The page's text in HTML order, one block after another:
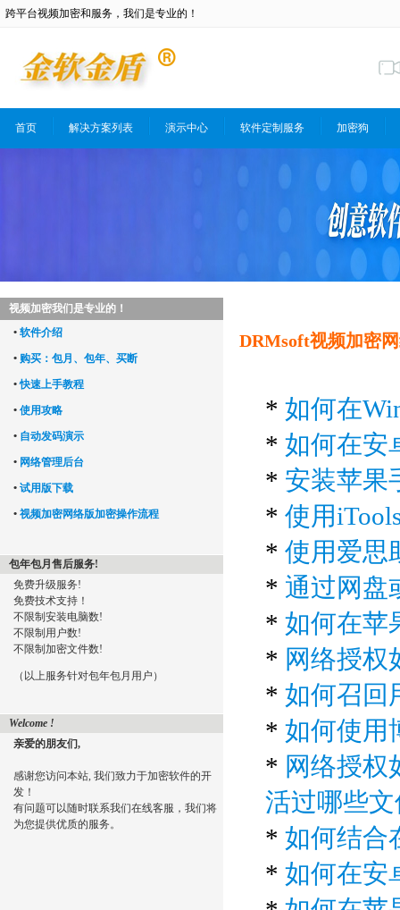
跨平台视频加密和服务，我们是专业的！
首页 解决方案列表 演示中心 软件定制服务 加密狗
视频加密我们是专业的！
• 软件介绍
• 购买：包月、包年、买断
•快速上手教程
• 使用攻略
• 自动发码演示
• 网络管理后台
• 试用版下载
• 视频加密网络版加密操作流程
包年包月售后服务!
免费升级服务!
免费技术支持！
不限制安装电脑数!
不限制用户数!
不限制加密文件数!
（以上服务针对包年包月用户）
Welcome !
亲爱的朋友们,
感谢您访问本站, 我们致力于加密软件的开
发！
有问题可以随时联系我们在线客服，我们将
为您提供优质的服务。
DRMsoft视频加密
* 如何在
* 如何在安
* 安装苹果
* 使用
* 使用爱思
* 通过网盘
* 如何在苹
* 网络授权
* 如何召回
* 如何使用
* 网络授权
活过哪些
* 如何结合
* 如何在安